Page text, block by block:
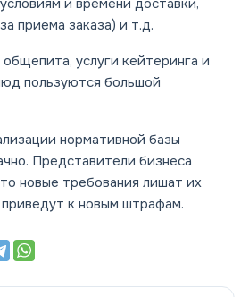
и времени доставки,
приема заказа) и т.д.
услуги кейтеринга и
пользуются большой
нормативной базы
Представители бизнеса
новые требования лишат их
к новым штрафам.